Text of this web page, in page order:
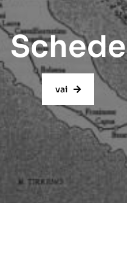
Schede
vai